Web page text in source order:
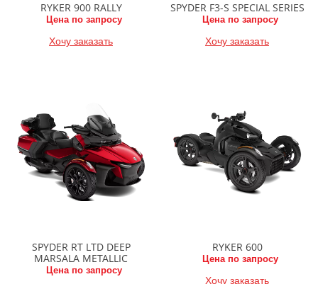
RYKER 900 RALLY
Цена по запросу
Хочу заказать
SPYDER F3-S SPECIAL SERIES
Цена по запросу
Хочу заказать
SPYDER RT LTD DEEP
MARSALA METALLIC
Цена по запросу
RYKER 600
Цена по запросу
Хочу заказать